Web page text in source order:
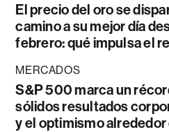
El precio del oro se
camino a su mejor día
febrero: qué impulsa el
MERCADOS
S&P 500 marca un
sólidos resultados
y el optimismo alrededor